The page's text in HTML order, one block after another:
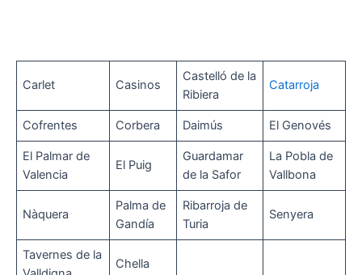
Carlet Casinos
Castelló de la
Ribiera
Catarroja
Cofrentes Corbera Daimús El Genovés
El Palmar de
Valencia
El Puig
Guardamar
de la Safor
La Pobla de
Vallbona
Nàquera
Palma de
Gandía
Ribarroja de
Turia
Senyera
Tavernes de la
Chella